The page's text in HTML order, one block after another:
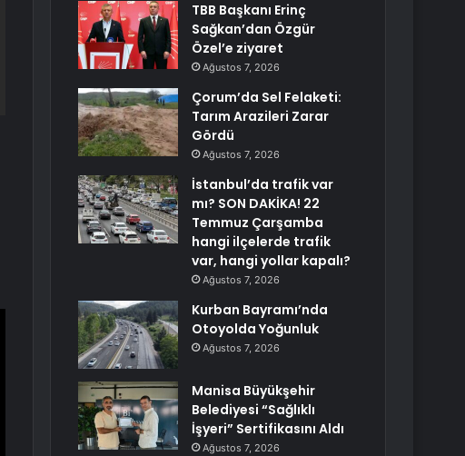
TBB Başkanı Erinç
Sağkan’dan Özgür
Özel’e ziyaret
Ağustos 7, 2026
Çorum’da Sel Felaketi:
Tarım Arazileri Zarar
Gördü
Ağustos 7, 2026
İstanbul’da trafik var
mı? SON DAKİKA! 22
Temmuz Çarşamba
hangi ilçelerde trafik
var, hangi yollar kapalı?
Ağustos 7, 2026
Kurban Bayramı’nda
Otoyolda Yoğunluk
Ağustos 7, 2026
Manisa Büyükşehir
Belediyesi “Sağlıklı
İşyeri” Sertifikasını Aldı
Ağustos 7, 2026